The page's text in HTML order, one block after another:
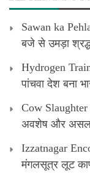
Sawan ka
बजे से उमड़ा
Hydrogen
पांचवा देश बना
Cow
अवशेष और
Izzatnagar
मंगलसूत्र लूट